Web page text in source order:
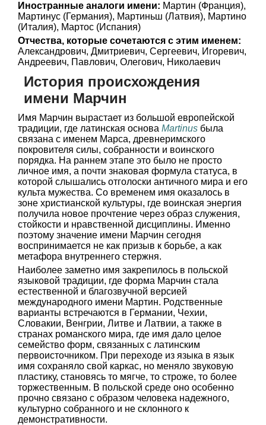
Иностранные аналоги имени: Мартин (Франция),
Мартинус (Германия), Мартиньш (Латвия), Мартино
(Италия), Мартос (Испания)
Отчества, которые сочетаются с этим именем:
Александрович, Дмитриевич, Сергеевич, Игоревич,
Андреевич, Павлович, Олегович, Николаевич
История происхождения
имени Марчин
Имя Марчин вырастает из большой европейской
традиции, где латинская основа Martinus была
связана с именем Марса, древнеримского
покровителя силы, собранности и воинского
порядка. На раннем этапе это было не просто
личное имя, а почти знаковая формула статуса, в
которой слышались отголоски античного мира и его
культа мужества. Со временем имя оказалось в
зоне христианской культуры, где воинская энергия
получила новое прочтение через образ служения,
стойкости и нравственной дисциплины. Именно
поэтому значение имени Марчин сегодня
воспринимается не как призыв к борьбе, а как
метафора внутреннего стержня.
Наиболее заметно имя закрепилось в польской
языковой традиции, где форма Марчин стала
естественной и благозвучной версией
международного имени Мартин. Родственные
варианты встречаются в Германии, Чехии,
Словакии, Венгрии, Литве и Латвии, а также в
странах романского мира, где имя дало целое
семейство форм, связанных с латинским
первоисточником. При переходе из языка в язык
имя сохраняло свой каркас, но меняло звуковую
пластику, становясь то мягче, то строже, то более
торжественным. В польской среде оно особенно
прочно связано с образом человека надежного,
культурно собранного и не склонного к
демонстративности.